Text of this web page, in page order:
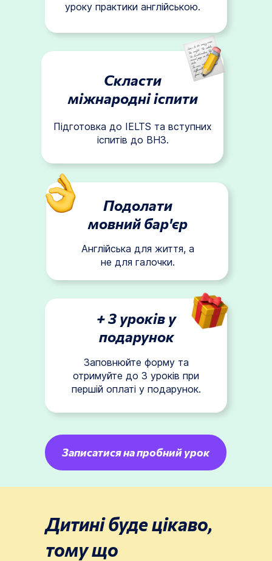
+ 3 уроків у
подарунок
Заповнюйте форму та
отримуйте до 3 уроків при
першій оплаті у подарунок.
Скласти
міжнародні іспити
Підготовка до IELTS та вступних
іспитів до ВНЗ.
Подолати
мовний бар'єр
Англійська для життя, а
не для галочки.
уроку практики англійською.
Записатися на пробний урок
Дитині буде цікаво,
тому що